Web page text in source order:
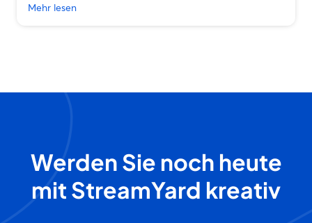
Mehr lesen
Werden Sie noch heute
mit StreamYard kreativ